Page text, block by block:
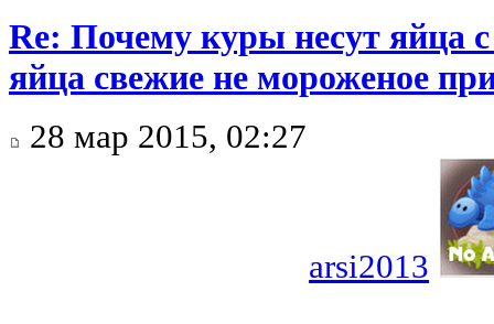
Re: Почему куры несут яйца
яйца свежие не мороженое
28 мар 2015, 02:27
arsi2013